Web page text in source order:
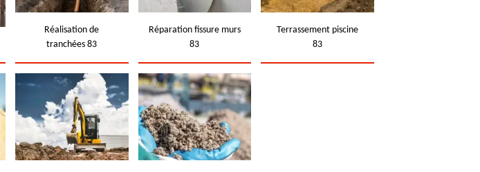
Réalisation de
tranchées 83
Réparation fissure murs
83
Terrassement piscine
83